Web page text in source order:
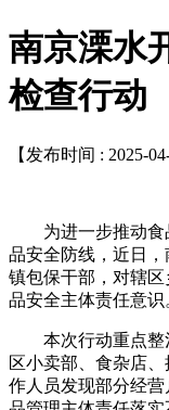
南京溧水
检查行动
【发布时间 : 2025-
为进一步推动食
品安全防线，近日
镇包保干部，对辖
品安全主体责任意识
本次行动重点整
区小卖部、食杂店
作人员发现部分经